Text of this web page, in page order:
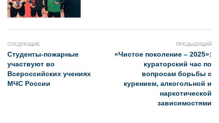
СЛЕДУЮЩИЕ
Студенты-пожарные
участвуют во
Всероссийских учениях
МЧС России
ПРЕДЫДУЩИЙ
«Чистое поколение – 2025»:
кураторский час по
вопросам борьбы с
курением, алкогольной и
наркотической
зависимостями